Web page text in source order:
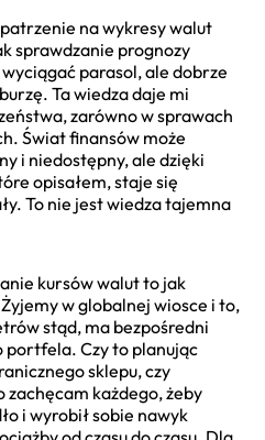
na wykresy walut
sprawdzanie prognozy
parasol, ale dobrze
Ta wiedza daje mi
zarówno w sprawach
Świat finansów może
i niedostępny, ale dzięki
opisałem, staje się
To nie jest wiedza tajemna
kursów walut to jak
w globalnej wiosce i to,
stąd, ma bezpośredni
portfela. Czy to planując
sklepu, czy
każdego, żeby
i wyrobił sobie nawyk